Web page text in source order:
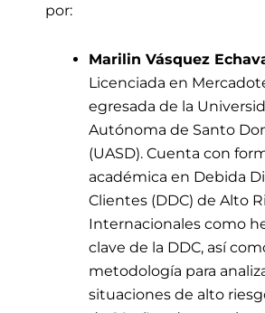
por:
Marilin Vásquez
Licenciada en
egresada de la
Autónoma de Santo
(UASD). Cuenta con
académica en Debida
Clientes (DDC) de Alto
Internacionales como
clave de la DDC, así
metodología para
situaciones de alto